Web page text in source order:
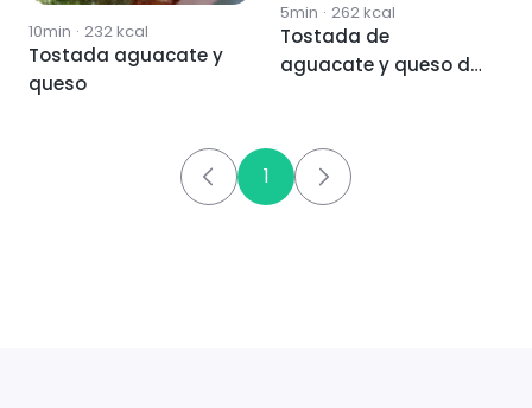
10min · 232kcal
Tostada aguacate y
queso
5min · 262kcal
Tostada de
aguacate y queso de
1